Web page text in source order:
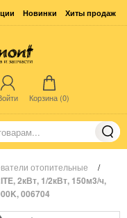
Новинки Хиты продаж
Корзина (0)
отопительные /
2кВт, 1/2кВт, 150м3/ч,
006704